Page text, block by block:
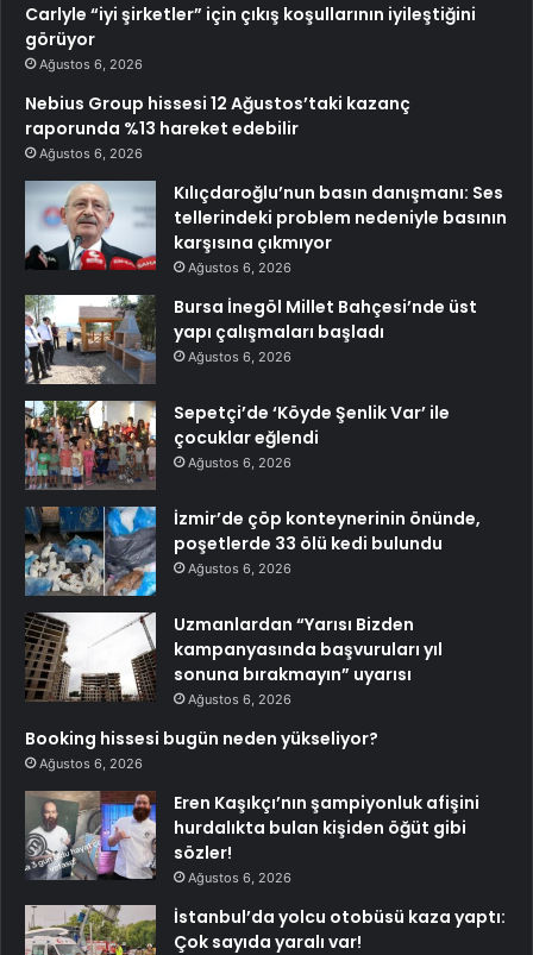
Carlyle “iyi şirketler” için çıkış koşullarının iyileştiğini
görüyor
Ağustos 6, 2026
Nebius Group hissesi 12 Ağustos’taki kazanç
raporunda %13 hareket edebilir
Ağustos 6, 2026
Kılıçdaroğlu’nun basın danışmanı: Ses
tellerindeki problem nedeniyle basının
karşısına çıkmıyor
Ağustos 6, 2026
Bursa İnegöl Millet Bahçesi’nde üst
yapı çalışmaları başladı
Ağustos 6, 2026
Sepetçi’de ‘Köyde Şenlik Var’ ile
çocuklar eğlendi
Ağustos 6, 2026
İzmir’de çöp konteynerinin önünde,
poşetlerde 33 ölü kedi bulundu
Ağustos 6, 2026
Uzmanlardan “Yarısı Bizden
kampanyasında başvuruları yıl
sonuna bırakmayın” uyarısı
Ağustos 6, 2026
Booking hissesi bugün neden yükseliyor?
Ağustos 6, 2026
Eren Kaşıkçı’nın şampiyonluk afişini
hurdalıkta bulan kişiden öğüt gibi
sözler!
Ağustos 6, 2026
İstanbul’da yolcu otobüsü kaza yaptı:
Çok sayıda yaralı var!